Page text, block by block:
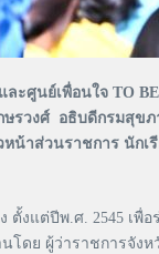
ศูนย์เพื่อนใจ TO
รวงศ์ อธิบดีกรมสุข
หน้าส่วนราชการ นัก
ตั้งแต่ปีพ.ศ. 2545 เพื่
ดย ผู้ว่าราชการจังห